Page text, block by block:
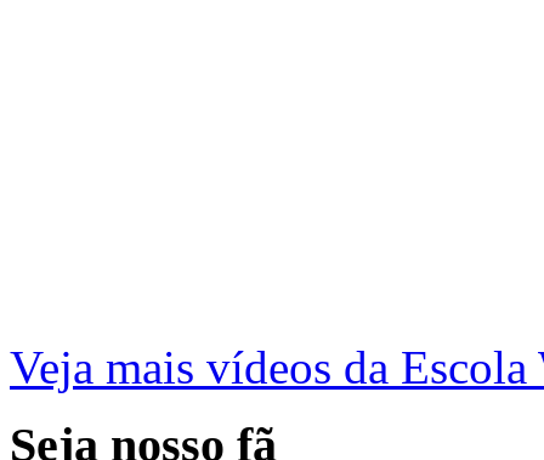
Veja mais vídeos da
Seja nosso fã